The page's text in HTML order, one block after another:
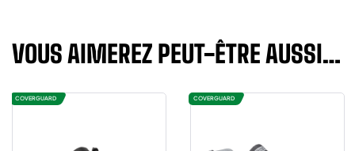
VOUS AIMEREZ PEUT-ÊTRE AUSSI…
COVERGUARD COVERGUARD